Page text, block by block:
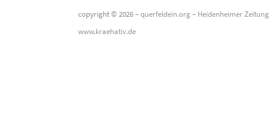
copyright © 2026 –querfeldein.org– Heidenheimer
www.kraehativ.de